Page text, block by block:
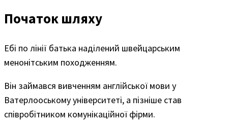
Початок шляху
Ебі по лінії батька наділений швейцарським
менонітським походженням.
Він займався вивченням англійської мови у
Ватерлооському університеті, а пізніше став
співробітником комунікаційної фірми.